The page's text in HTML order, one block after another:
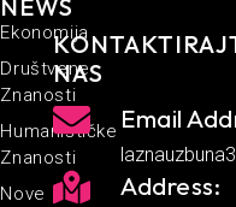
NEWS
Ekonomija
Društvene
Znanosti
Humanističke
Znanosti
Nove
NAS
Email
Address: